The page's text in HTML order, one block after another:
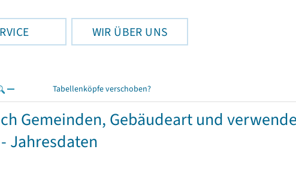
WIR ÜBER UNS
Tabellenköpfe verschoben?
Gemeinden, Gebäudeart und
Jahresdaten